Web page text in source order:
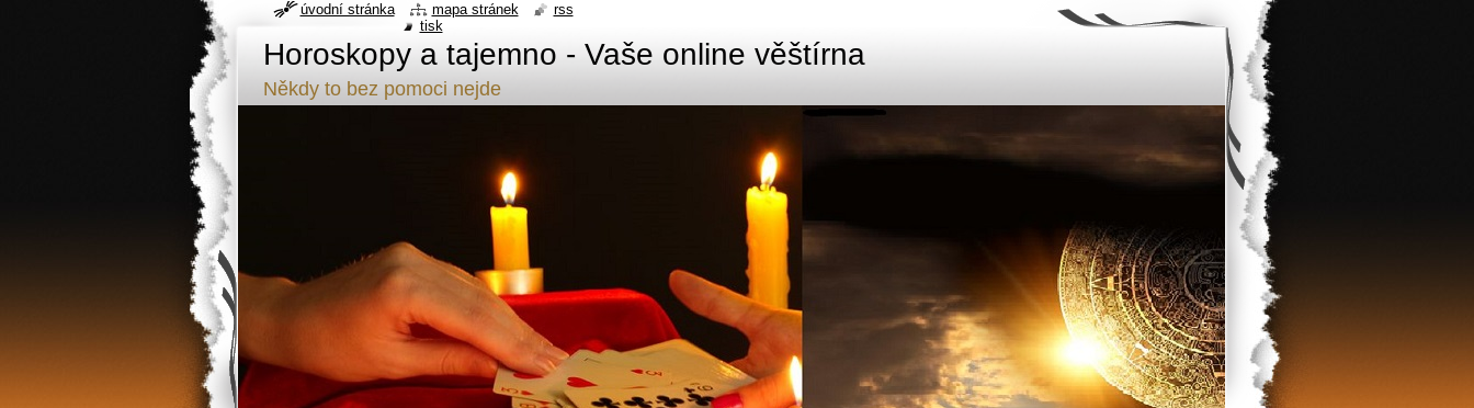
Horoskopy a tajemno - Vaše online věštírna
Někdy to bez pomoci nejde
úvodní stránka mapa stránek
rss
tisk